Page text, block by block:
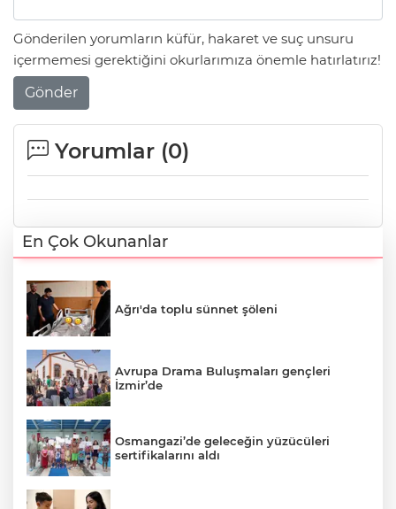
Gönderilen yorumların küfür, hakaret ve suç unsuru
içermemesi gerektiğini okurlarımıza önemle hatırlatırız!
Gönder
Yorumlar (0)
En Çok Okunanlar
Ağrı'da toplu sünnet şöleni
Avrupa Drama Buluşmaları gençleri
İzmir’de
Osmangazi’de geleceğin yüzücüleri
sertifikalarını aldı